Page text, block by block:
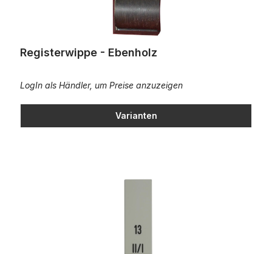
Registerwippe - Ebenholz
LogIn als Händler, um Preise anzuzeigen
Varianten